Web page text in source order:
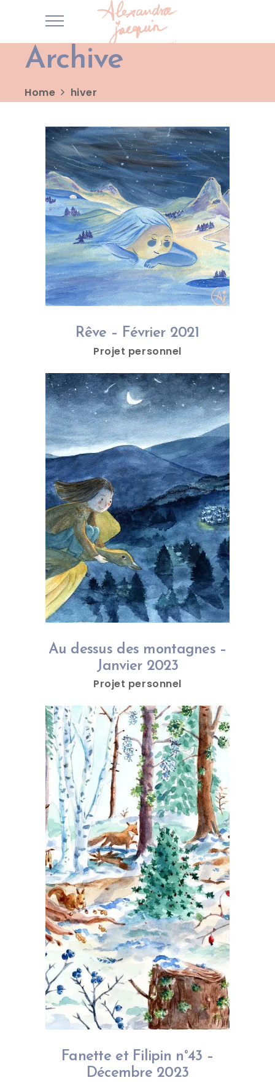
Archive
Home hiver
Rêve – Février 2021
Projet personnel
Au dessus des montagnes –
Janvier 2023
Projet personnel
Fanette et Filipin n°43 –
Décembre 2023